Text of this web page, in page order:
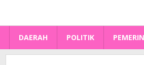
DAERAH POLITIK